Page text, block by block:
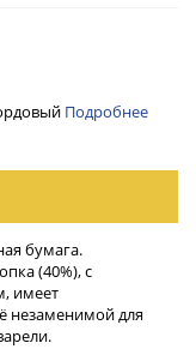
Подробнее
бумага.
(40%), с
имеет
незаменимой для